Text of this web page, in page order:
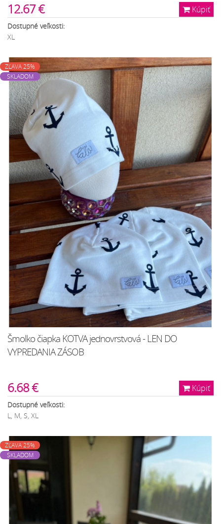
Kúpiť
12.67 €
Dostupné veľkosti:
XL
ZĽAVA 25%
SKLADOM
Šmolko čiapka KOTVA jednovrstvová - LEN DO
VYPREDANIA ZÁSOB
Kúpiť
6.68 €
Dostupné veľkosti:
L, M, S, XL
ZĽAVA 25%
SKLADOM